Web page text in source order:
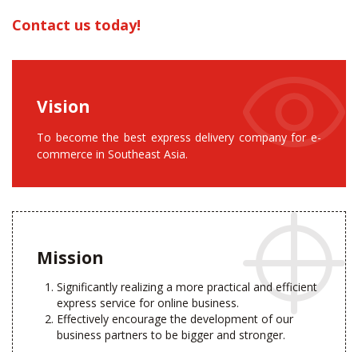
Contact us today!
Vision
To become the best express delivery company for e-
commerce in Southeast Asia.
Mission
Significantly realizing a more practical and efficient
express service for online business.
Effectively encourage the development of our
business partners to be bigger and stronger.